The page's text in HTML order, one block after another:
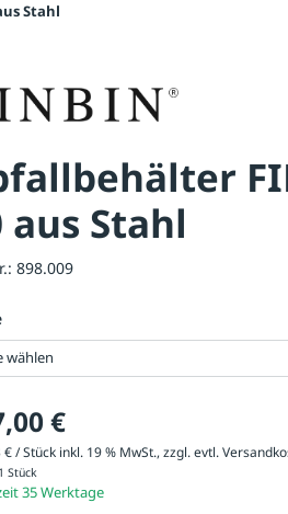
Stahl
aus Stahl
898.009
wählen
€
/ Stück inkl. 19 % MwSt., zzgl. evtl.
1 Stück
35 Werktage